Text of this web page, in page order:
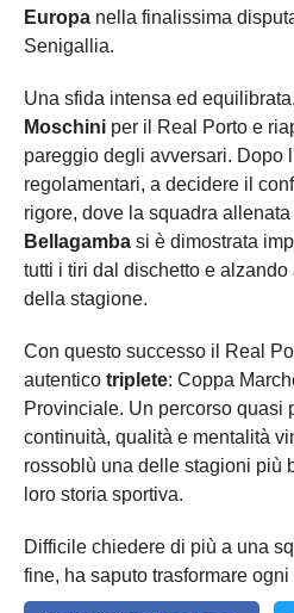
Europa nella finalissima
Senigallia.
Una sfida intensa ed
Moschini per il Real Porto e
pareggio degli avversari. Dopo
regolamentari, a decidere il
rigore, dove la squadra
Bellagamba si è dimostrata
tutti i tiri dal dischetto e
della stagione.
Con questo successo il Real
autentico triplete: Coppa
Provinciale. Un percorso quasi
continuità, qualità e mentalità
rossoblù una delle stagioni più
loro storia sportiva.
Difficile chiedere di più a una
fine, ha saputo trasformare